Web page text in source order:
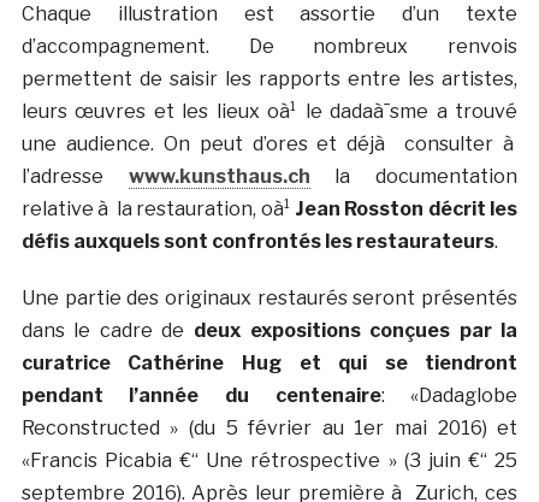
Chaque illustration est assortie d’un texte
d’accompagnement. De nombreux renvois
permettent de saisir les rapports entre les artistes,
leurs œuvres et les lieux oà¹ le dadaà¯sme a trouvé
une audience. On peut d’ores et déjà consulter à
l’adresse www.kunsthaus.ch la documentation
relative à la restauration, oà¹ Jean Rosston décrit les
défis auxquels sont confrontés les restaurateurs.
Une partie des originaux restaurés seront présentés
dans le cadre de deux expositions conçues par la
curatrice Cathérine Hug et qui se tiendront
pendant l’année du centenaire: «Dadaglobe
Reconstructed » (du 5 février au 1er mai 2016) et
«Francis Picabia €“ Une rétrospective » (3 juin €“ 25
septembre 2016). Après leur première à Zurich, ces